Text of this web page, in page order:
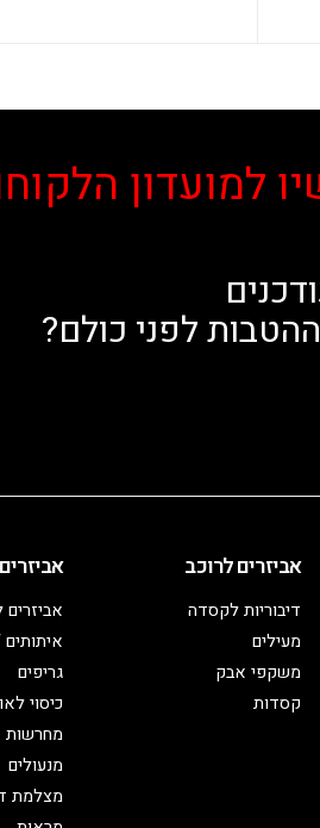
למועדון
לפני כולם?
אביזרים לרוכב
דיבוריות לקסדה
מעילים
משקפי אבק
קסדות
אביזרים
איתותים
גריפים
כיסוי
מחרשות
מנעולים
מצלמת